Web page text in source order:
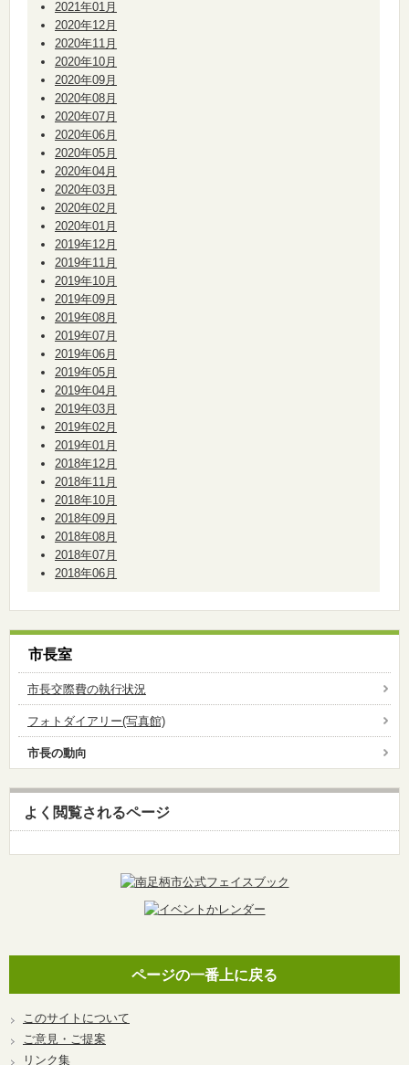
2021年01月
2020年12月
2020年11月
2020年10月
2020年09月
2020年08月
2020年07月
2020年06月
2020年05月
2020年04月
2020年03月
2020年02月
2020年01月
2019年12月
2019年11月
2019年10月
2019年09月
2019年08月
2019年07月
2019年06月
2019年05月
2019年04月
2019年03月
2019年02月
2019年01月
2018年12月
2018年11月
2018年10月
2018年09月
2018年08月
2018年07月
2018年06月
市長室
市長交際費の執行状況
フォトダイアリー(写真館)
市長の動向
よく閲覧されるページ
ページの一番上に戻る
このサイトについて
ご意見・ご提案
リンク集